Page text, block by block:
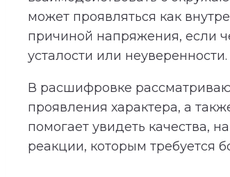
может проявляться как
причиной напряжения, если
усталости или неуверенности.
В расшифровке
проявления характера, а
помогает увидеть качества,
реакции, которым требуется